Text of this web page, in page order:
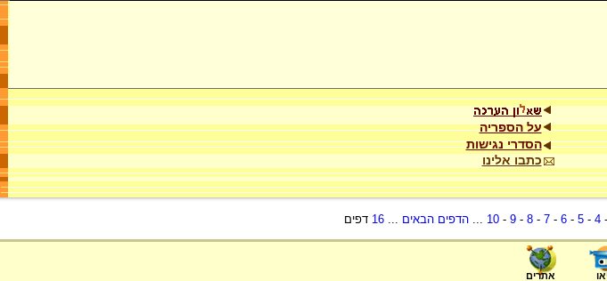
על הספריה
הסדרי נגישות
כתבו אלינו
-
4
-
5
-
6
-
7
-
8
-
9
-
10
...הדפים הבאים ...
16 דפים
אתרים